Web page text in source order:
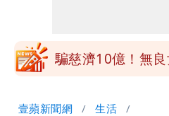
萬 素顏進擊新生
騙慈濟10億！無
壹蘋新聞網 生活